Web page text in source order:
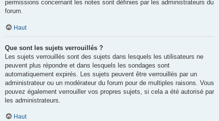
permissions concernant les notes sont définies par les administrateurs du
forum.
Haut
Que sont les sujets verrouillés ?
Les sujets verrouillés sont des sujets dans lesquels les utilisateurs ne
peuvent plus répondre et dans lesquels les sondages sont
automatiquement expirés. Les sujets peuvent être verrouillés par un
administrateur ou un modérateur du forum pour de multiples raisons. Vous
pouvez également verrouiller vos propres sujets, si cela a été autorisé par
les administrateurs.
Haut